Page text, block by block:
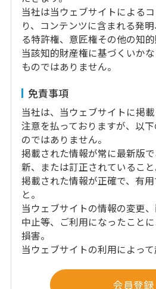
当社は当ウェブサイトによる
り、コンテンツに含まれる発
る特許権、意匠権その他の知
当該知的財産権に基づくいか
ものではありません。
免責事項
当社は、当ウェブサイトに掲
注意を払っておりますが、以
のではありません。
掲載された情報が常に最新版
新、または訂正されていること
掲載された情報が正確で、有
と。
当ウェブサイトの情報の変更、
中止等、ご利用になったこと
損害。
当ウェブサイトの利用によって
会員登録